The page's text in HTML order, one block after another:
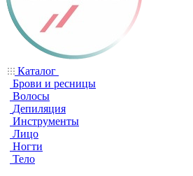
Каталог
Брови и ресницы
Волосы
Депиляция
Инструменты
Лицо
Ногти
Тело